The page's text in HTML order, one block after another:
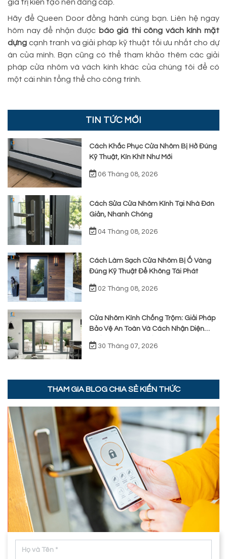
giá trị kiến tạo nên đẳng cấp.
Hãy để Queen Door đồng hành cùng bạn. Liên hệ ngay
hôm nay để nhận được báo giá thi công vách kính mặt
dựng cạnh tranh và giải pháp kỹ thuật tối ưu nhất cho dự
án của mình. Bạn cũng có thể tham khảo thêm các giải
pháp cửa nhôm và vách kính khác của chúng tôi để có
một cái nhìn tổng thể cho công trình.
TIN TỨC MỚI
Cách Khắc Phục Cửa Nhôm Bị Hở Đúng
Kỹ Thuật, Kín Khít Như Mới
06 Tháng 08, 2026
Cách Sửa Cửa Nhôm Kính Tại Nhà Đơn
Giản, Nhanh Chóng
04 Tháng 08, 2026
Cách Làm Sạch Cửa Nhôm Bị Ố Vàng
Đúng Kỹ Thuật Để Không Tái Phát
02 Tháng 08, 2026
Cửa Nhôm Kính Chống Trộm: Giải Pháp
Bảo Vệ An Toàn Và Cách Nhận Diện
Chất Lượng Thực Tế
30 Tháng 07, 2026
THAM GIA BLOG CHIA SẺ KIẾN THỨC